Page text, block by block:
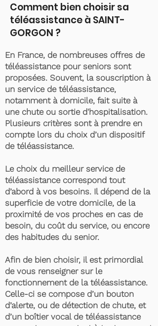
Comment bien choisir sa
téléassistance à SAINT-
GORGON ?
En France, de nombreuses offres de
téléassistance pour seniors sont
proposées. Souvent, la souscription à
un service de téléassistance,
notamment à domicile, fait suite à
une chute ou sortie d'hospitalisation.
Plusieurs critères sont à prendre en
compte lors du choix d’un dispositif
de téléassistance.
Le choix du meilleur service de
téléassistance correspond tout
d’abord à vos besoins. Il dépend de la
superficie de votre domicile, de la
proximité de vos proches en cas de
besoin, du coût du service, ou encore
des habitudes du senior.
Afin de bien choisir, il est primordial
de vous renseigner sur le
fonctionnement de la téléassistance.
Celle-ci se compose d’un bouton
d’alerte, ou de détection de chute, et
d’un boîtier vocal de téléassistance